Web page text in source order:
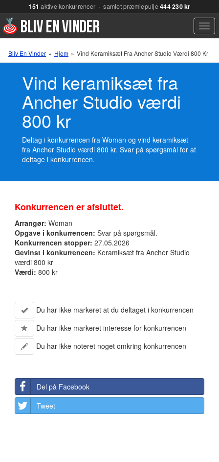
151 aktive konkurrencer · samlet præmiepulje444 230 kr
Bliv En Vinder » Hjem » Vind Keramiksæt Fra Ancher Studio Værdi 800 Kr
Vind keramiksæt fra
Ancher Studio værdi
800 kr
Deltag i konkurrencen fra Woman og vind keramiksæt
fra Ancher Studio værdi 800 kr. Svar på spørgsmål for at
deltage i konkurrencen.
Konkurrencen er afsluttet.
Arrangør: Woman
Opgave i konkurrencen: Svar på spørgsmål.
Konkurrencen stopper: 27.05.2026
Gevinst i konkurrencen: Keramiksæt fra Ancher Studio
værdi 800 kr
Værdi: 800 kr
Du har ikke markeret at du deltaget i konkurrencen
Du har ikke markeret interesse for konkurrencen
Du har ikke noteret noget omkring konkurrencen
Del på Facebook
Tweet